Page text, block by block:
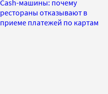
Cash-машины: почему
рестораны отказывают в
приеме платежей по картам